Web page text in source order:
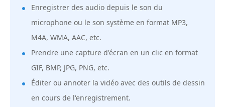
Enregistrer des audio depuis le son du
microphone ou le son système en format MP3,
M4A, WMA, AAC, etc.
Prendre une capture d'écran en un clic en format
GIF, BMP, JPG, PNG, etc.
Éditer ou annoter la vidéo avec des outils de dessin
en cours de l'enregistrement.